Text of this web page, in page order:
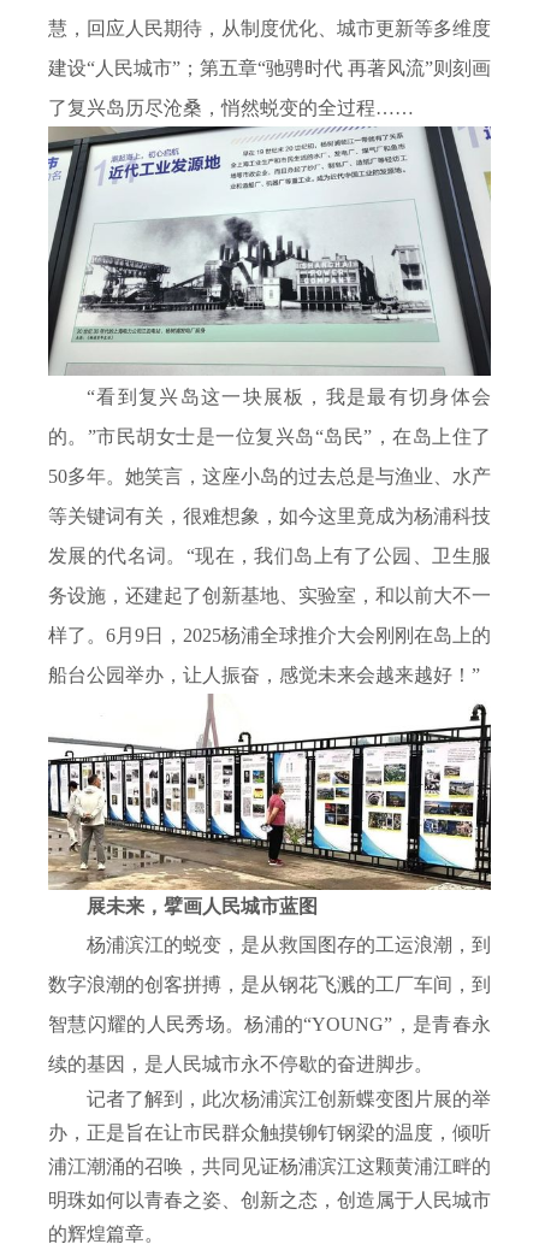
慧，回应人民期待，从制度优化、城市更新等多维度
建设“人民城市”；第五章“驰骋时代 再著风流”则刻画
了复兴岛历尽沧桑，悄然蜕变的全过程……
“看到复兴岛这一块展板，我是最有切身体会
的。”市民胡女士是一位复兴岛“岛民”，在岛上住了
50多年。她笑言，这座小岛的过去总是与渔业、水产
等关键词有关，很难想象，如今这里竟成为杨浦科技
发展的代名词。“现在，我们岛上有了公园、卫生服
务设施，还建起了创新基地、实验室，和以前大不一
样了。 6月 9日， 2025杨浦全球推介大会刚刚在岛上的
船台公园举办，让人振奋，感觉未来会越来越好！”
展未来，擘画人民城市蓝图
杨浦滨江的蜕变，是从救国图存的工运浪潮，到
数字浪潮的创客拼搏，是从钢花飞溅的工厂车间，到
智慧闪耀的人民秀场。杨浦的“YOUNG”，是青春永
续的基因，是人民城市永不停歇的奋进脚步。
记者了解到，此次杨浦滨江创新蝶变图片展的举
办，正是旨在让市民群众触摸铆钉钢梁的温度，倾听
浦江潮涌的召唤，共同见证杨浦滨江这颗黄浦江畔的
明珠如何以青春之姿、创新之态，创造属于人民城市
的辉煌篇章。